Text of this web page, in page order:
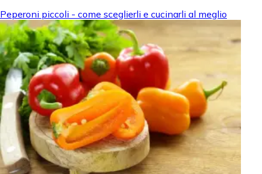
Peperoni piccoli - come sceglierli e cucinarli al meglio